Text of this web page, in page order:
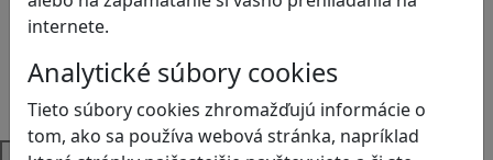
internete.
Analytické súbory cookies
Tieto súbory cookies zhromažďujú informácie o
tom, ako sa používa webová stránka, napríklad
Programovanie/Technika
Sociálne zručnosti a kooperácia
Strategické myslenie
Zdravie a pohyb